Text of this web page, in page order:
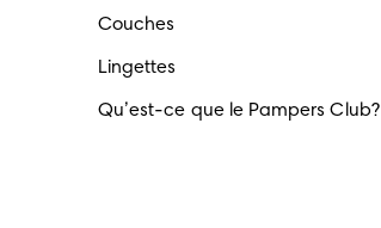
Couches
Lingettes
Qu’est-ce que le Pampers Club?